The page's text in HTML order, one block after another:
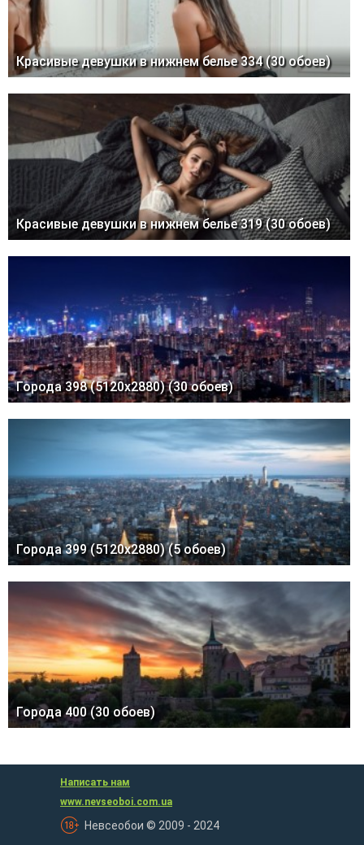
Красивые девушки в нижнем белье 334 (30 обоев)
Красивые девушки в нижнем белье 319 (30 обоев)
Города 398 (5120x2880) (30 обоев)
Города 399 (5120x2880) (5 обоев)
Города 400 (30 обоев)
Написать нам
www.nevseoboi.com.ua
Невсеобои © 2009 - 2024